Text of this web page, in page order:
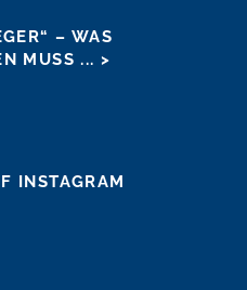
– WAS
MUSS... >
INSTAGRAM